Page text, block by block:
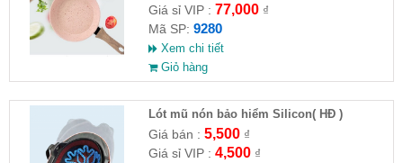
Giá sỉ VIP : 77,000₫
Mã SP: 9280
Xem chi tiết
Giỏ hàng
Lót mũ nón bảo hiểm Silicon( HĐ )
Giá bán : 5,500₫
Giá sỉ VIP : 4,500₫